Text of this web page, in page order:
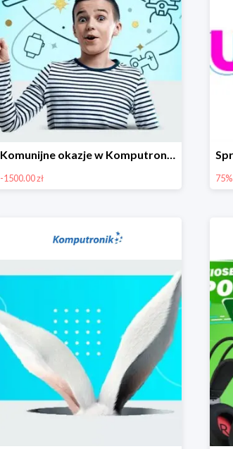
Komunijne okazje w Komputronik do -1500 zł
-1500.00 zł 75%